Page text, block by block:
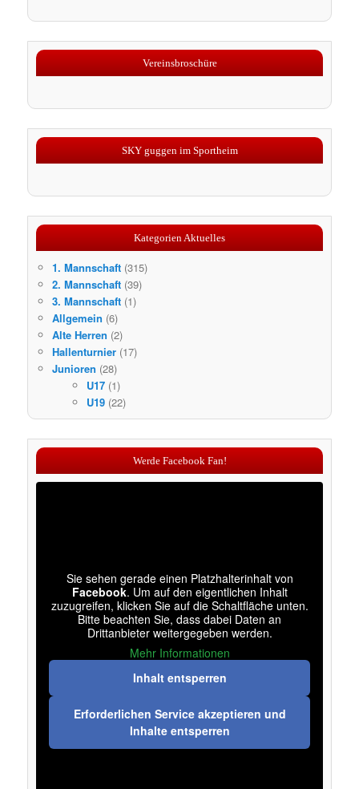
Vereinsbroschüre
SKY guggen im Sportheim
Kategorien Aktuelles
1. Mannschaft (315)
2. Mannschaft (39)
3. Mannschaft (1)
Allgemein (6)
Alte Herren (2)
Hallenturnier (17)
Junioren (28)
U17(1)
U19(22)
Werde Facebook Fan!
Sie sehen gerade einen Platzhalterinhalt von
Facebook. Um auf den eigentlichen Inhalt
zuzugreifen, klicken Sie auf die Schaltfläche unten.
Bitte beachten Sie, dass dabei Daten an
Drittanbieter weitergegeben werden.
Mehr Informationen
Inhalt entsperren
Erforderlichen Service akzeptieren und
Inhalte entsperren